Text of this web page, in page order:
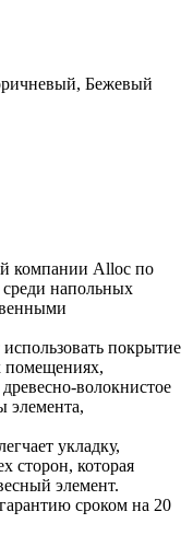
Бежевый
компании Alloc по
напольных
использовать покрытие
помещениях,
волокнистое
элемента,
укладку,
сторон, которая
элемент.
сроком на 20